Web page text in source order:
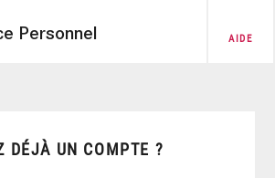
Personnel AIDE
DÉJÀ UN COMPTE ?